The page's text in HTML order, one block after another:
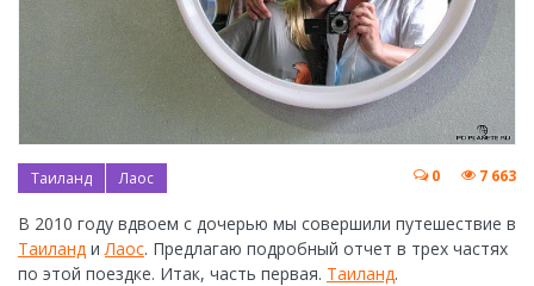
Таиланд Лаос 0 7 663
В 2010 году вдвоем с дочерью мы совершили путешествие в
Таиланд иЛаос. Предлагаю подробный отчет в трех частях
по этой поездке. Итак, часть первая. Таиланд.